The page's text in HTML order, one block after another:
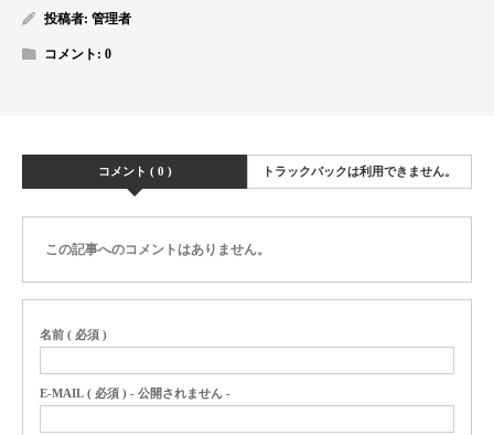
投稿者: 管理者
コメント: 0
コメント ( 0 ) トラックバックは利用できません。
この記事へのコメントはありません。
名前 ( 必須 )
E-MAIL ( 必須 ) - 公開されません -